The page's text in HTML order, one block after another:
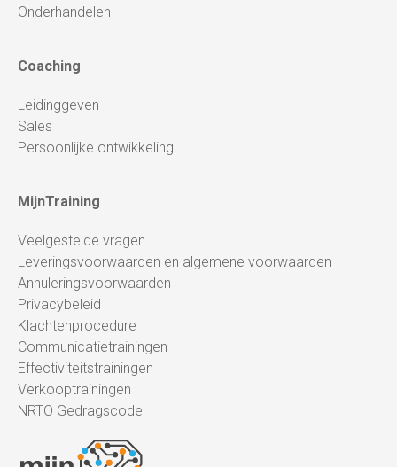
Onderhandelen
Coaching
Leidinggeven
Sales
Persoonlijke ontwikkeling
MijnTraining
Veelgestelde vragen
Leveringsvoorwaarden en algemene voorwaarden
Annuleringsvoorwaarden
Privacybeleid
Klachtenprocedure
Communicatietrainingen
Effectiviteitstrainingen
Verkooptrainingen
NRTO Gedragscode